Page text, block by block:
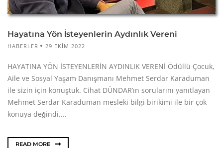
Hayatına Yön İsteyenlerin Aydınlık Vereni
HABERLER 29 EKIM 2022
HAYATINA YÖN İSTEYENLERİN AYDINLIK VERENİ Ödüllü Çocuk,
Aile ve Sosyal Yaşam Danışmanı Mehmet Serdar Karaduman
ile sizin için konuştuk. Cihat DÜNDAR’ın sorularını yanıtlayan
Mehmet Serdar Karaduman mesleki bilgi birikimi ile bir çok
konuya değindi....
READ MORE